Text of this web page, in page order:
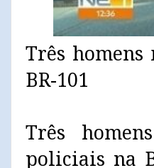
Três
BR-101
Três
policiais na